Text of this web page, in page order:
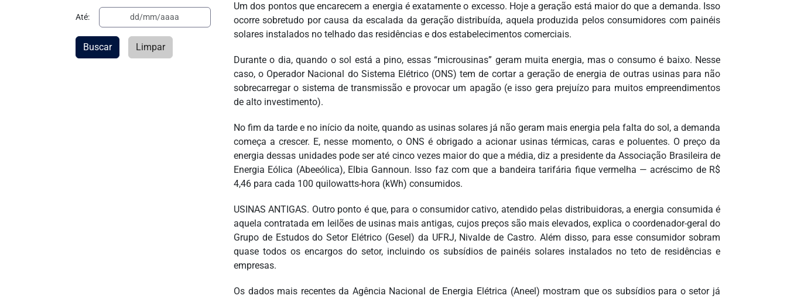
Um dos pontos que encarecem a energia é exatamente o excesso. Hoje a geração está maior do que a demanda. Isso
ocorre sobretudo por causa da escalada da geração distribuída, aquela produzida pelos consumidores com painéis
solares instalados no telhado das residências e dos estabelecimentos comerciais.
Durante o dia, quando o sol está a pino, essas “microusinas” geram muita energia, mas o consumo é baixo. Nesse
caso, o Operador Nacional do Sistema Elétrico (ONS) tem de cortar a geração de energia de outras usinas para não
sobrecarregar o sistema de transmissão e provocar um apagão (e isso gera prejuízo para muitos empreendimentos
de alto investimento).
No fim da tarde e no início da noite, quando as usinas solares já não geram mais energia pela falta do sol, a demanda
começa a crescer. E, nesse momento, o ONS é obrigado a acionar usinas térmicas, caras e poluentes. O preço da
energia dessas unidades pode ser até cinco vezes maior do que a média, diz a presidente da Associação Brasileira de
Energia Eólica (Abeeólica), Elbia Gannoun. Isso faz com que a bandeira tarifária fique vermelha — acréscimo de R$
4,46 para cada 100 quilowatts-hora (kWh) consumidos.
USINAS ANTIGAS. Outro ponto é que, para o consumidor cativo, atendido pelas distribuidoras, a energia consumida é
aquela contratada em leilões de usinas mais antigas, cujos preços são mais elevados, explica o coordenador-geral do
Grupo de Estudos do Setor Elétrico (Gesel) da UFRJ, Nivalde de Castro. Além disso, para esse consumidor sobram
quase todos os encargos do setor, incluindo os subsídios de painéis solares instalados no teto de residências e
empresas.
Os dados mais recentes da Agência Nacional de Energia Elétrica (Aneel) mostram que os subsídios para o setor já
Até:
Buscar Limpar